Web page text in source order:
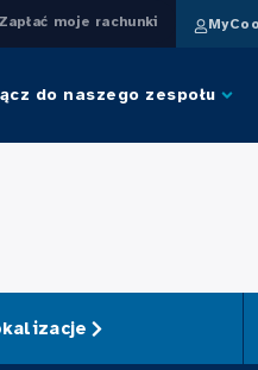
Zapłać moje rachunki
do naszego zespołu